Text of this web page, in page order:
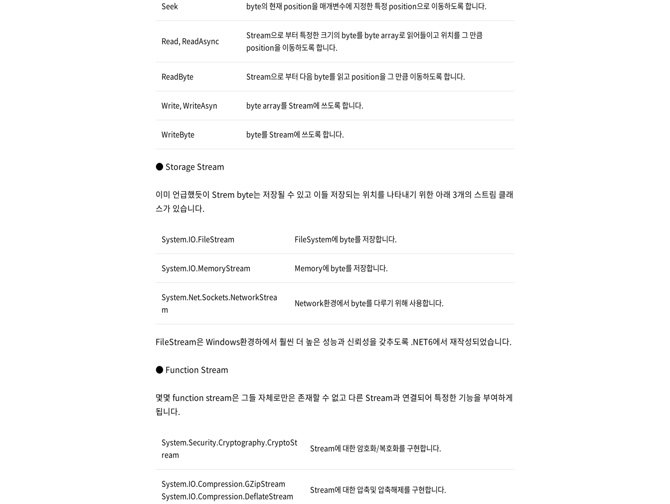
Seek byte의 현재 position을 매개변수에 지정한 특정 position으로 이동하도록 합니다.
Read, ReadAsync
Stream으로 부터 특정한 크기의 byte를 byte array로 읽어들이고 위치를 그 만큼
position을 이동하도록 합니다.
ReadByte Stream으로 부터 다음 byte를 읽고 position을 그 만큼 이동하도록 합니다.
Write, WriteAsyn byte array를 Stream에 쓰도록 합니다.
WriteByte byte를 Stream에 쓰도록 합니다.
● Storage Stream
이미 언급했듯이 Strem byte는 저장될 수 있고 이들 저장되는 위치를 나타내기 위한 아래 3개의 스트림 클래
스가 있습니다.
System.IO.FileStream FileSystem에 byte를 저장합니다.
System.IO.MemoryStream Memory에 byte를 저장합니다.
System.Net.Sockets.NetworkStrea
m
Network환경에서 byte를 다루기 위해 사용합니다.
FileStream은 Windows환경하에서 훨씬 더 높은 성능과 신뢰성을 갖추도록 .NET6에서 재작성되었습니다.
● Function Stream
몇몇 function stream은 그들 자체로만은 존재할 수 없고 다른 Stream과 연결되어 특정한 기능을 부여하게
됩니다.
System.Security.Cryptography.CryptoSt
ream
Stream에 대한 암호화/복호화를 구현합니다.
System.IO.Compression.GZipStream
System.IO.Compression.DeflateStream
Stream에 대한 압축및 압축해제를 구현합니다.